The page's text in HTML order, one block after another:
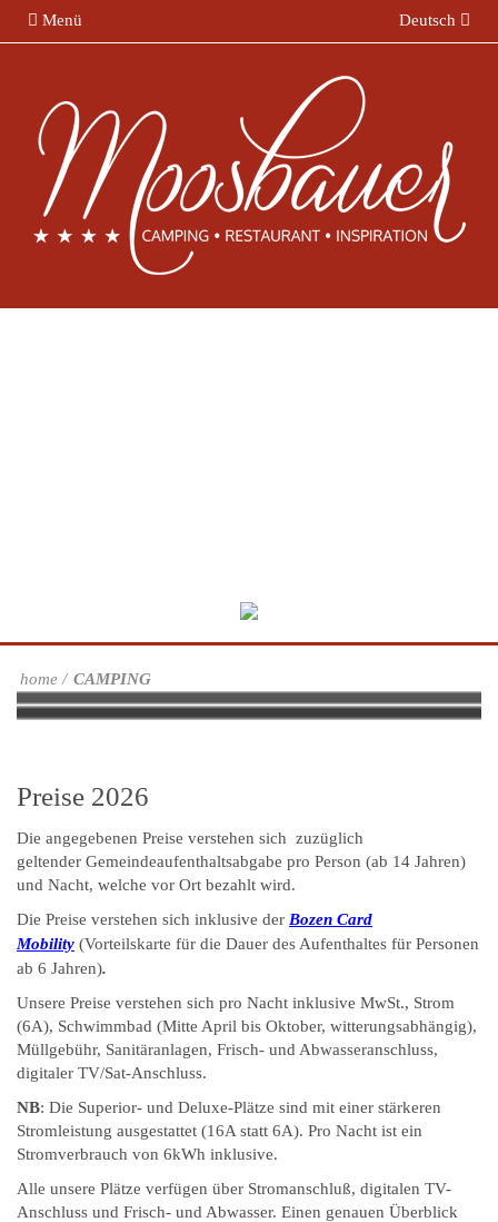
Menü Deutsch
home CAMPING
Die Stellplätze
Schwimmbad, Spielplatz, Mini Markt
Was wir sonst noch bieten
Preise 2026
Die angegebenen Preise verstehen sich zuzüglich
geltender Gemeindeaufenthaltsabgabe pro Person (ab 14 Jahren)
und Nacht, welche vor Ort bezahlt wird.
Die Preise verstehen sich inklusive der Bozen Card
Mobility (Vorteilskarte für die Dauer des Aufenthaltes für Personen
ab 6 Jahren).
Unsere Preise verstehen sich pro Nacht inklusive MwSt., Strom
(6A), Schwimmbad (Mitte April bis Oktober, witterungsabhängig),
Müllgebühr, Sanitäranlagen, Frisch- und Abwasseranschluss,
digitaler TV/Sat-Anschluss.
NB: Die Superior- und Deluxe-Plätze sind mit einer stärkeren
Stromleistung ausgestattet (16A statt 6A). Pro Nacht ist ein
Stromverbrauch von 6kWh inklusive.
Alle unsere Plätze verfügen über Stromanschluß, digitalen TV-
Anschluss und Frisch- und Abwasser. Einen genauen Überblick